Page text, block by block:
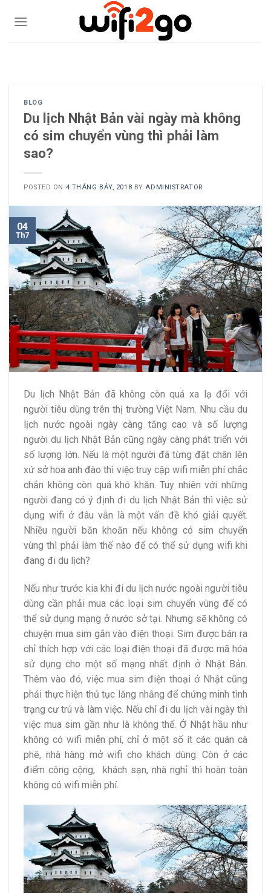
BLOG
Du lịch Nhật Bản vài ngày mà không
có sim chuyển vùng thì phải làm
sao?
POSTED ON 4 THÁNG BẢY, 2018 BY ADMINISTRATOR
04
Th7
Du lịch Nhật Bản đã không còn quá xa lạ đối với
người tiêu dùng trên thị trường Việt Nam. Nhu cầu du
lịch nước ngoài ngày càng tăng cao và số lượng
người du lịch Nhật Bản cũng ngày càng phát triển với
số lượng lớn. Nếu là một người đã từng đặt chân lên
xứ sở hoa anh đào thì việc truy cập wifi miễn phí chắc
chắn không còn quá khó khăn. Tuy nhiên với những
người đang có ý định đi du lịch Nhật Bản thì việc sử
dụng wifi ở đâu vẫn là một vấn đề khó giải quyết.
Nhiều người băn khoăn nếu không có sim chuyển
vùng thì phải làm thế nào để có thể sử dụng wifi khi
đang đi du lịch?
Nếu như trước kia khi đi du lịch nước ngoài người tiêu
dùng cần phải mua các loại sim chuyển vùng để có
thể sử dụng mạng ở nước sở tại. Nhưng sẽ không có
chuyện mua sim gắn vào điện thoại. Sim được bán ra
chỉ thích hợp với các loại điện thoại đã được mã hóa
sử dụng cho một số mạng nhất định ở Nhật Bản.
Thêm vào đó, việc mua sim điện thoại ở Nhật cũng
phải thực hiện thủ tục lằng nhằng để chứng minh tình
trạng cư trú và làm việc. Nếu chỉ đi du lịch vài ngày thì
việc mua sim gần như là không thể. Ở Nhật hầu như
không có wifi miễn phí, chỉ ở một số ít các quán cà
phê, nhà hàng mở wifi cho khách dùng. Còn ở các
điểm công cộng, khách sạn, nhà nghỉ thì hoàn toàn
không có wifi miễn phí.